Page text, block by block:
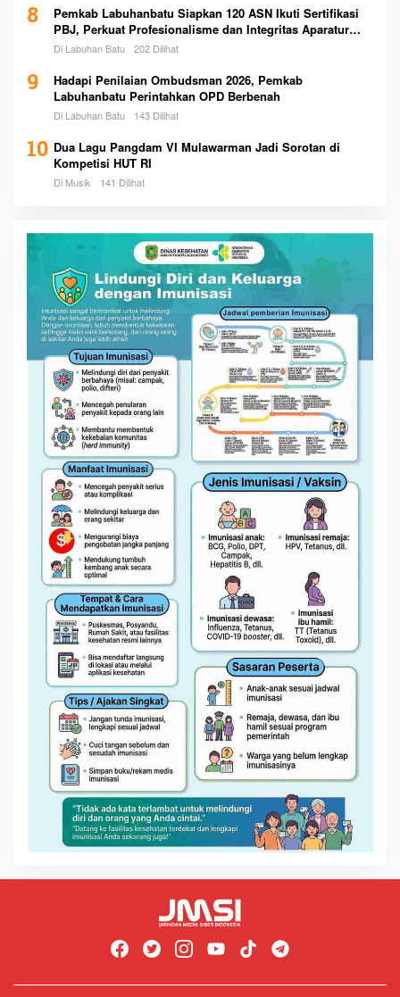
8
Pemkab Labuhanbatu Siapkan 120 ASN Ikuti Sertifikasi
PBJ, Perkuat Profesionalisme dan Integritas Aparatur
Pemerintah
Di Labuhan Batu 202 Dilihat
9
Hadapi Penilaian Ombudsman 2026, Pemkab
Labuhanbatu Perintahkan OPD Berbenah
Di Labuhan Batu 143 Dilihat
10 Dua Lagu Pangdam VI Mulawarman Jadi Sorotan di
Kompetisi HUT RI
Di Musik 141 Dilihat